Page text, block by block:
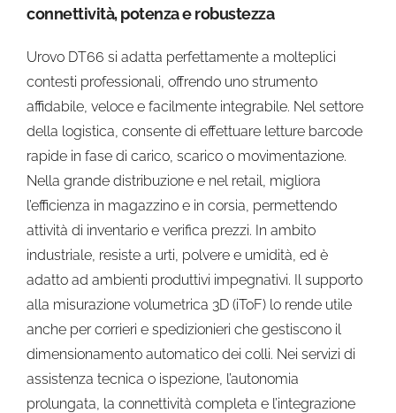
connettività, potenza e robustezza
Urovo DT66 si adatta perfettamente a molteplici
contesti professionali, offrendo uno strumento
affidabile, veloce e facilmente integrabile. Nel settore
della logistica, consente di effettuare letture barcode
rapide in fase di carico, scarico o movimentazione.
Nella grande distribuzione e nel retail, migliora
l’efficienza in magazzino e in corsia, permettendo
attività di inventario e verifica prezzi. In ambito
industriale, resiste a urti, polvere e umidità, ed è
adatto ad ambienti produttivi impegnativi. Il supporto
alla misurazione volumetrica 3D (iToF) lo rende utile
anche per corrieri e spedizionieri che gestiscono il
dimensionamento automatico dei colli. Nei servizi di
assistenza tecnica o ispezione, l’autonomia
prolungata, la connettività completa e l’integrazione